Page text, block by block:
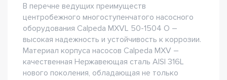
В перечне ведущих преимуществ
центробежного многоступенчатого насосного
оборудования Сalpeda MXVL 50-1504 O –
высокая надежность и устойчивость к коррозии.
Материал корпуса насосов Сalpeda MXV –
качественная Нержавеющая сталь AISI 316L
нового поколения, обладающая не только